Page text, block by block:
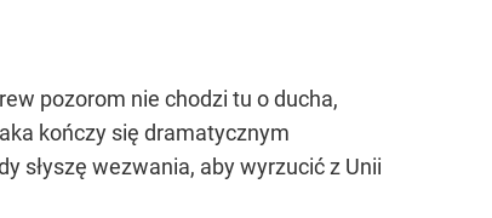
pozorom nie chodzi tu o ducha,
kończy się dramatycznym
słyszę wezwania, aby wyrzucić z Unii